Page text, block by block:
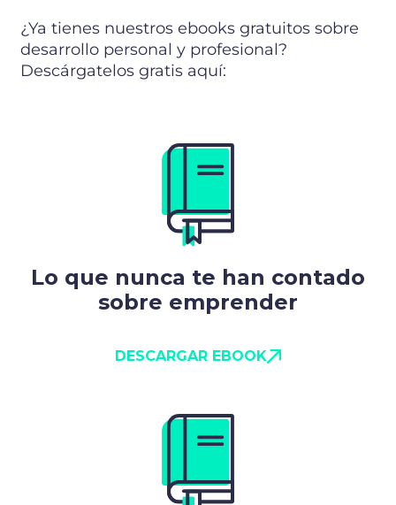
¿Ya tienes nuestros ebooks gratuitos sobre
desarrollo personal y profesional?
Descárgatelos gratis aquí:
Lo que nunca te han contado
sobre emprender
DESCARGAR EBOOK